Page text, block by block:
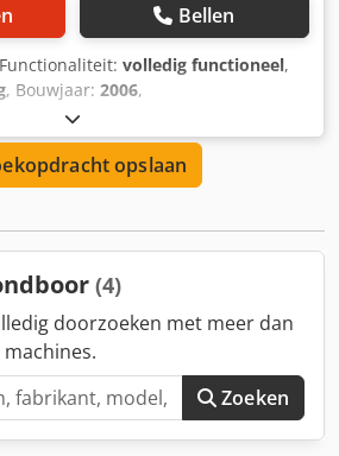
Bellen
volledig functioneel,
, Bouwjaar: 2006,
31006
hamer Chjdpfxoyxgfdo
opslaan
(4)
doorzoeken met meer dan
Zoeken